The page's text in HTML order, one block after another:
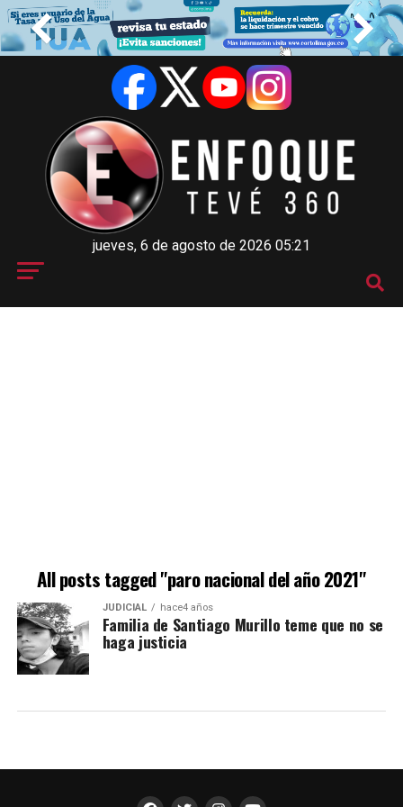
jueves, 6 de agosto de 2026 05:21
All posts tagged "paro nacional del año 2021"
JUDICIAL hace4 años
Familia de Santiago Murillo teme que no se
haga justicia